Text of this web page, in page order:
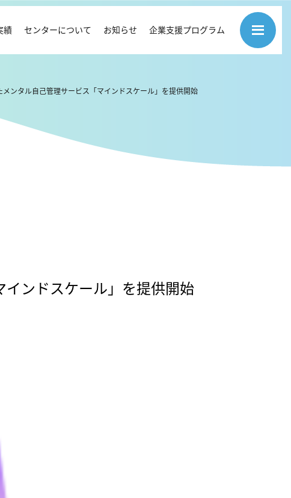
績 センターについて お知らせ 企業支援プログラム
ンタル自己管理サービス「マインドスケール」を提供開始
ンドスケール」を提供開始